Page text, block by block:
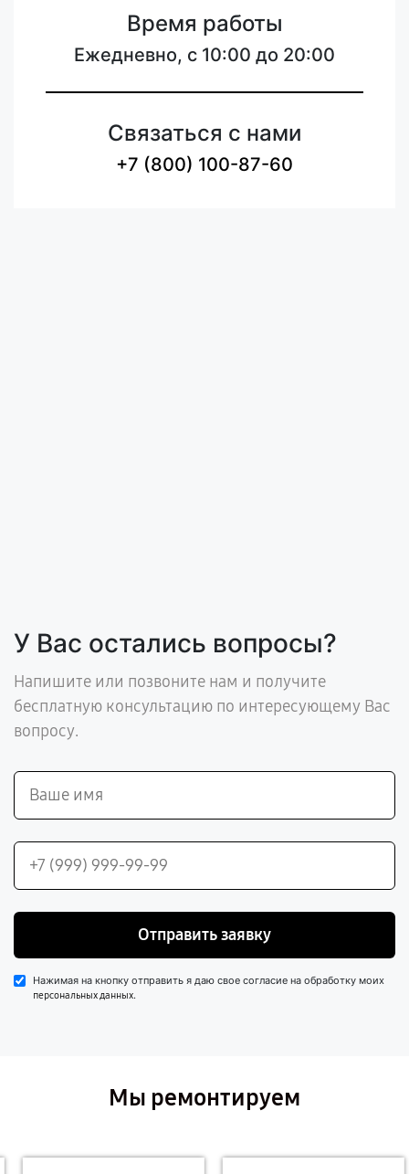
Время работы
Ежедневно, с 10:00 до 20:00
Связаться с нами
+7 (800) 100-87-60
У Вас остались вопросы?
Напишите или позвоните нам и получите
бесплатную консультацию по интересующему Вас
вопросу.
Отправить заявку
Нажимая на кнопку отправить я даю свое согласие на обработку моих
персональных данных.
Мы ремонтируем